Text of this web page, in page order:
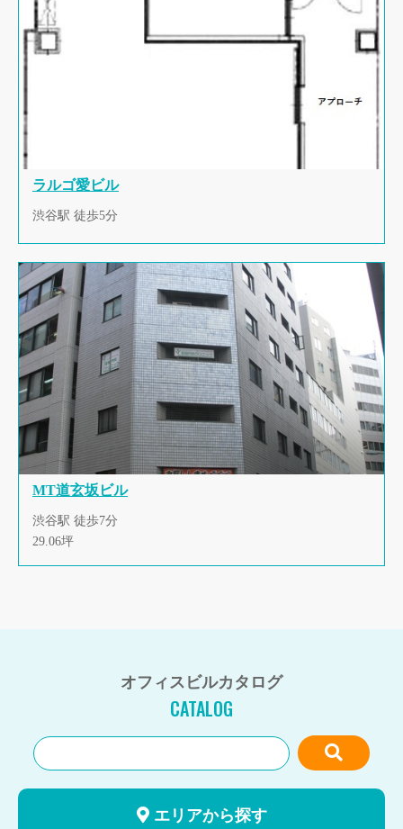
ラルゴ愛ビル
渋谷駅 徒歩5分
MT道玄坂ビル
渋谷駅 徒歩7分
29.06坪
オフィスビルカタログ
CATALOG
エリアから探す